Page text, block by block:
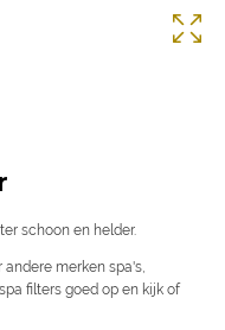
schoon en helder.
andere merken spa's,
filters goed op en kijk of